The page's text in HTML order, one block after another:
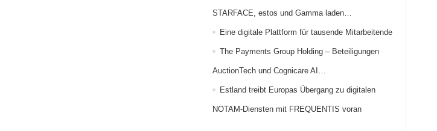
STARFACE, estos und Gamma laden…
Eine digitale Plattform für tausende Mitarbeitende
The Payments Group Holding – Beteiligungen
AuctionTech und Cognicare AI…
Estland treibt Europas Übergang zu digitalen
NOTAM-Diensten mit FREQUENTIS voran